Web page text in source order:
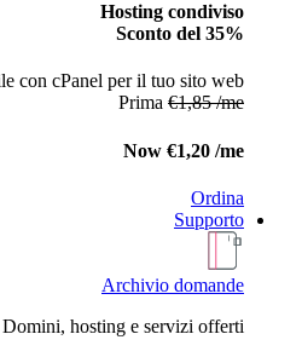
Hosting condiviso
Sconto del 35%
con cPanel per il tuo sito web!
Prima €1,85 /me
Now €1,20 /me
Ordina
Supporto
Archivio domande
Domini, hosting e servizi offerti